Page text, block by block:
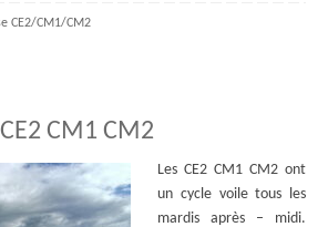
CE2/CM1/CM2
CM1 CM2
Les CE2 CM1 CM2 ont
un cycle voile tous les
mardis après – midi.